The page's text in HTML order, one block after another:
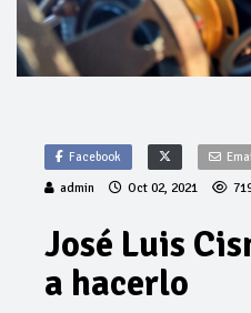
Facebook
admin Oct 02, 2021
José Luis
a hacerlo